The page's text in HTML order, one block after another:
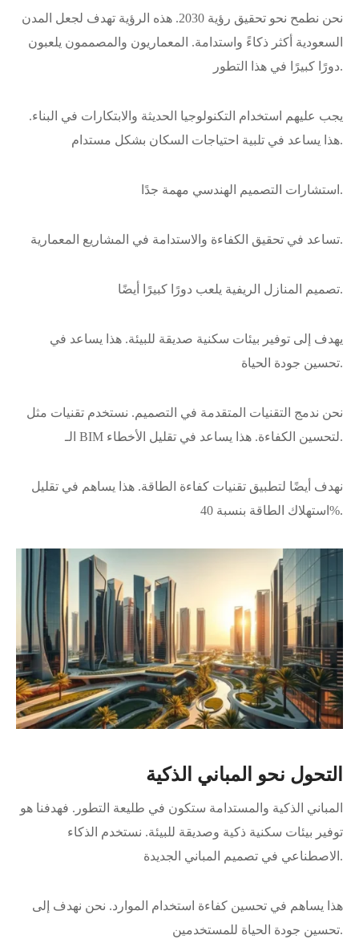
نحن نطمح نحو تحقيق رؤية 2030. هذه الرؤية تهدف لجعل المدن
السعودية أكثر ذكاءً واستدامة. المعماريون والمصممون يلعبون
دورًا كبيرًا في هذا التطور.
يجب عليهم استخدام التكنولوجيا الحديثة والابتكارات في البناء.
هذا يساعد في تلبية احتياجات السكان بشكل مستدام.
استشارات التصميم الهندسي مهمة جدًا.
تساعد في تحقيق الكفاءة والاستدامة في المشاريع المعمارية.
تصميم المنازل الريفية يلعب دورًا كبيرًا أيضًا.
يهدف إلى توفير بيئات سكنية صديقة للبيئة. هذا يساعد في
تحسين جودة الحياة.
نحن ندمج التقنيات المتقدمة في التصميم. نستخدم تقنيات مثل
الـ BIM لتحسين الكفاءة. هذا يساعد في تقليل الأخطاء.
نهدف أيضًا لتطبيق تقنيات كفاءة الطاقة. هذا يساهم في تقليل
استهلاك الطاقة بنسبة 40%.
التحول نحو المباني الذكية
المباني الذكية والمستدامة ستكون في طليعة التطور. فهدفنا هو
توفير بيئات سكنية ذكية وصديقة للبيئة. نستخدم الذكاء
الاصطناعي في تصميم المباني الجديدة.
هذا يساهم في تحسين كفاءة استخدام الموارد. نحن نهدف إلى
تحسين جودة الحياة للمستخدمين.